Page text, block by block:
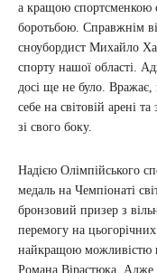
а кращою спортсменкою
боротьбою. Справжнім
сноубордист Михайло
спорту нашої області.
досі ще не було.
себе на світовій арені
зі свого боку.
Надією Олімпійського
медаль на Чемпіонаті
бронзовий призер з
перемогу на
найкращою можливістю
Романа Вірастюка. Адже